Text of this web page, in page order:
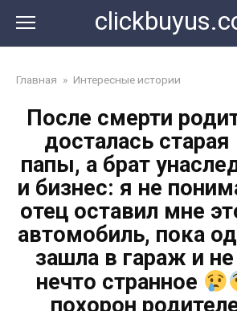
контенту
Главная » Интересные истории
После смерти
досталась
папы, а брат
и бизнес: я не
отец оставил мне
автомобиль, пока
зашла в гараж и
нечто странное
похорон